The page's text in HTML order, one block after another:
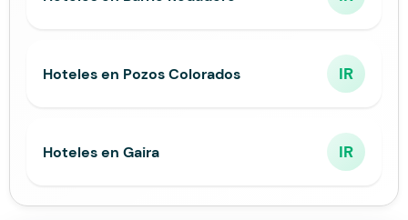
Hoteles en Pozos Colorados IR
Hoteles en Gaira IR